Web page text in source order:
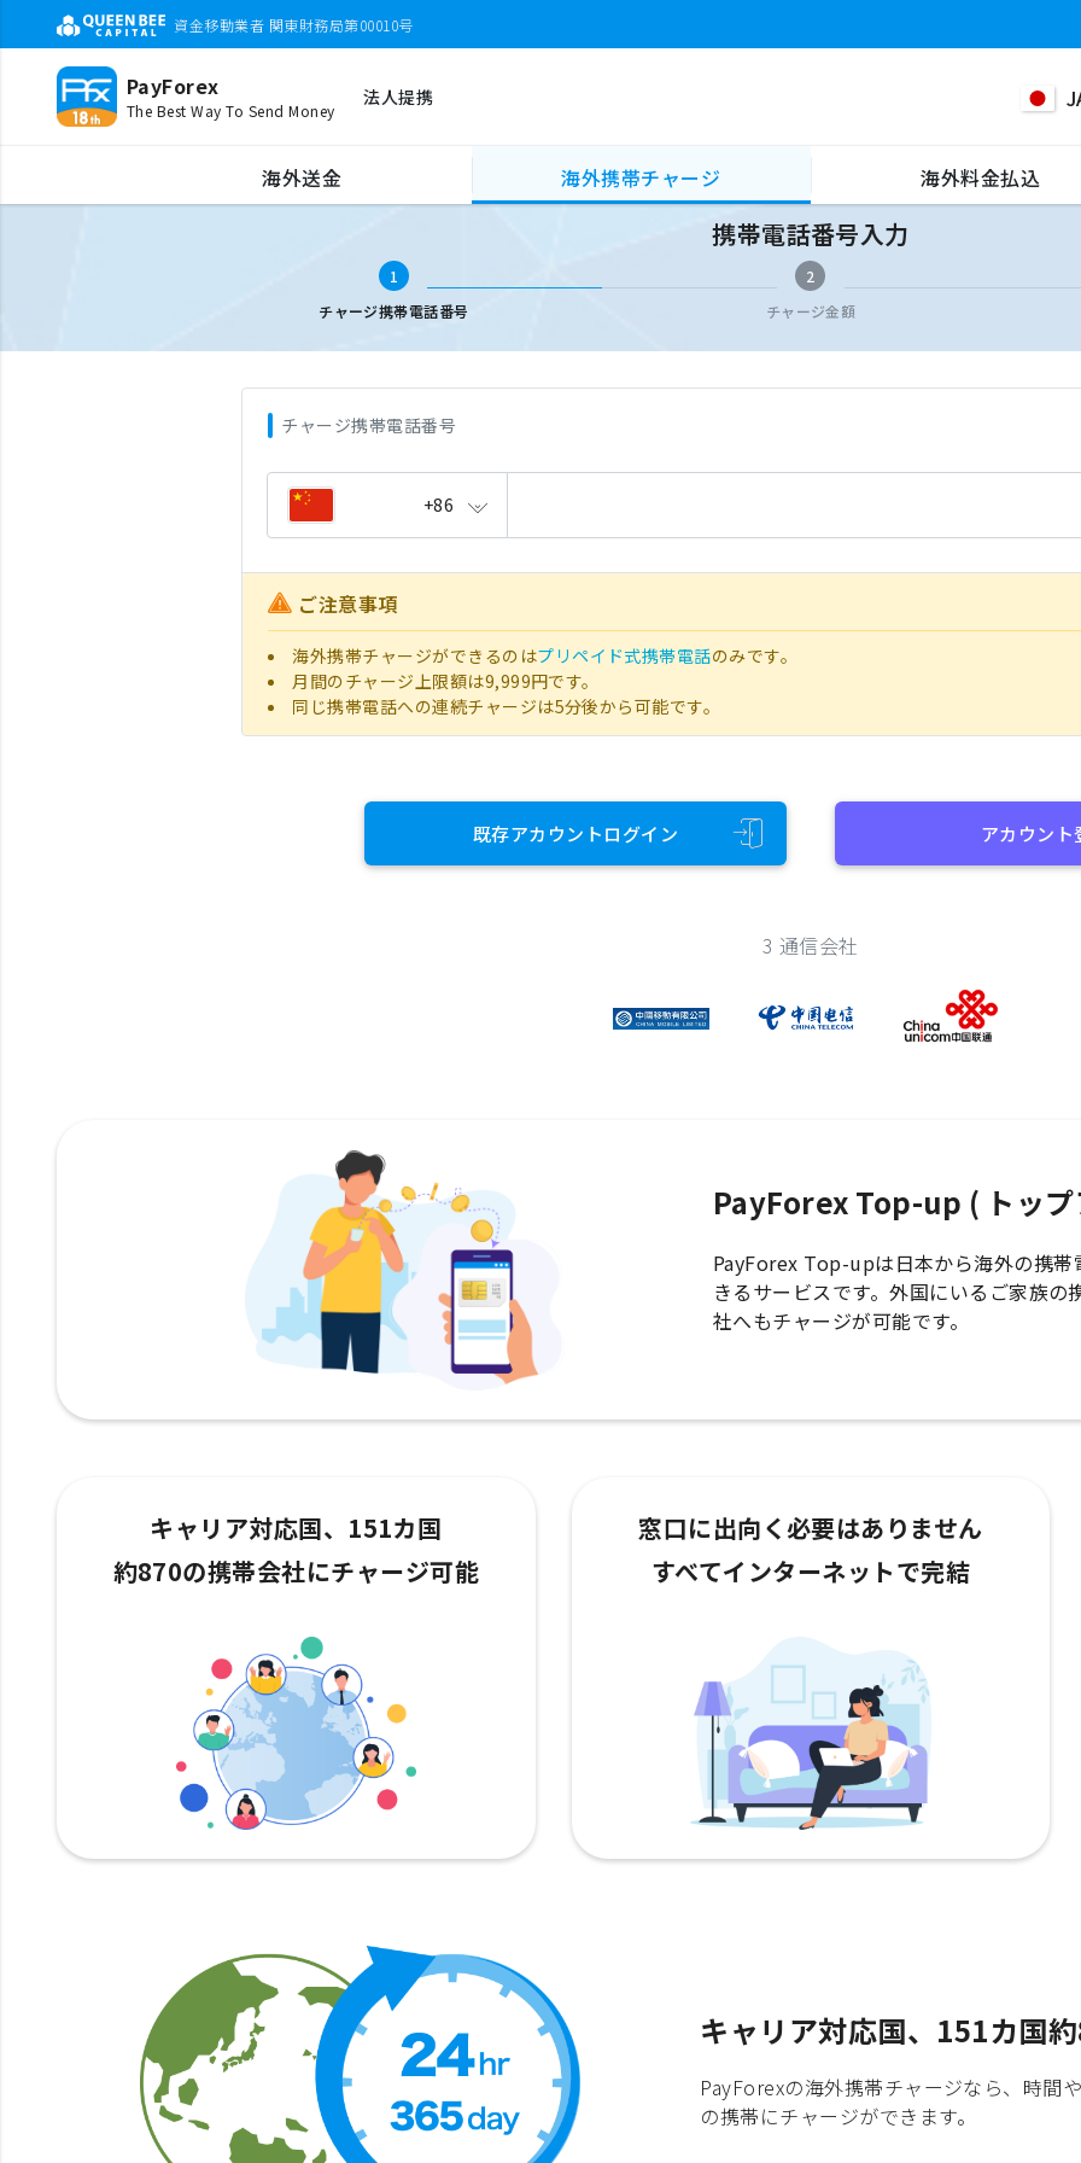
資金移動業者 関東財務局第00010号
PayForex
The Best Way To Send Money
法人提携
海外送金 海外携帯チャージ 海外料金払込
携帯電話番号入力
携帯電話番号入力
1
チャージ携帯電話番号
2
チャージ金額
チャージ携帯電話番号
+86
ご注意事項
海外携帯チャージができるのはプリペイド式携帯電話のみです。
月間のチャージ上限額は9,999円です。
同じ携帯電話への連続チャージは5分後から可能です。
既存アカウントログイン アカウント
3 通信会社
PayForex Top-up ( トッ
PayForex Top-upは日本から海外の携
きるサービスです。外国にいるご家族
社へもチャージが可能です。
キャリア対応国、151カ国
約870の携帯会社にチャージ可能
窓口に出向く必要はありません
すべてインターネットで完結
キャリア対応国、151カ国
PayForexの海外携帯チャージなら、時間
の携帯にチャージができます。